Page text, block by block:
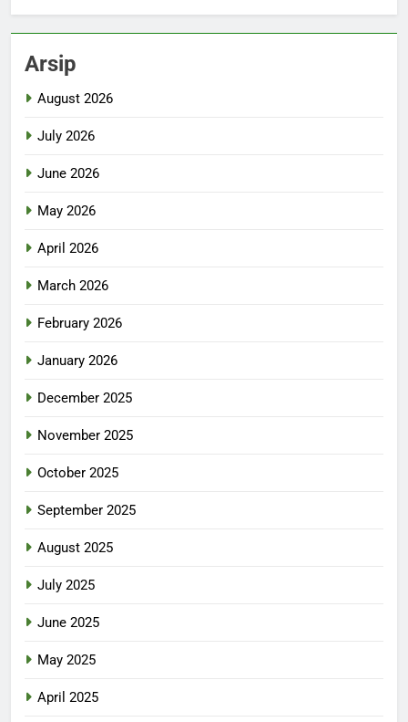
Arsip
August 2026
July 2026
June 2026
May 2026
April 2026
March 2026
February 2026
January 2026
December 2025
November 2025
October 2025
September 2025
August 2025
July 2025
June 2025
May 2025
April 2025